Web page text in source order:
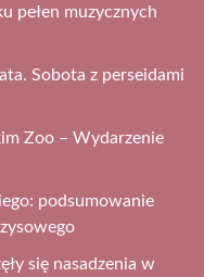
pełen muzycznych
Sobota z perseidami
Zoo – Wydarzenie
podsumowanie
się nasadzenia w